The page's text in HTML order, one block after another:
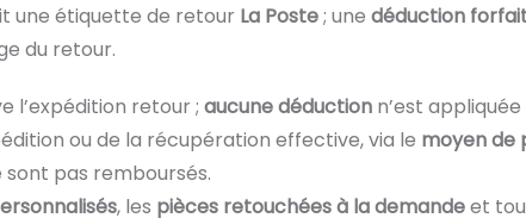
une étiquette de retour La Poste; une déduction
du retour.
l’expédition retour ; aucune déductionn’est
ou de la récupération effective, via le moyen de
pas remboursés.
, les pièces retouchées à la demandeet